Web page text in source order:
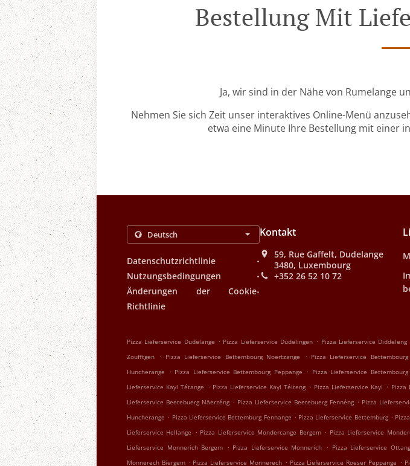
Bestellung Mit
Ja, wir sind in der Nähe von Rumelange
Nehmen Sie sich Zeit unser interaktives Online-Menü
etwa eine Minute Ihre Bestellung mit einer
Datenschutzrichtlinie .
Nutzungsbedingungen .
Änderungen der Cookie-
Richtlinie
Kontakt
59, Rue Gaffelt, Dudelange
3480, Luxembourg
+352 26 52 10 72
Pizza Lieferservice Dudelange . Pizza Lieferservice Düdelingen . Pizza Lieferservice Diddeleng
Zoufftgen
. Pizza Lieferservice Bettembourg Noertzange . Pizza Lieferservice
Huncherange
. Pizza Lieferservice Bettembourg Peppange . Pizza Lieferservice
Lieferservice Kayl Tétange . Pizza Lieferservice Kayl Téiteng . Pizza Lieferservice Kayl . Pizza
Lieferservice Beetebuerg Näerzéng . Pizza Lieferservice Beetebuerg Fennéng . Pizza
Huncherange . Pizza Lieferservice Bettemburg Fennange . Pizza Lieferservice Bettemburg .
Lieferservice Hellange . Pizza Lieferservice Mondercange Bergem . Pizza Lieferservice
Lieferservice Monnerich Bergem . Pizza Lieferservice Monnerich . Pizza Lieferservice
Monnerech Biergem . Pizza Lieferservice Monnerech . Pizza Lieferservice Roeser Peppange .